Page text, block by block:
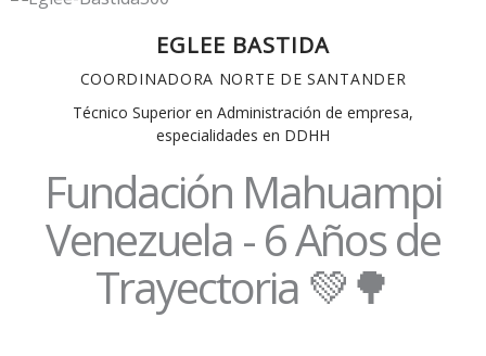
EGLEE BASTIDA
COORDINADORA NORTE DE SANTANDER
Técnico Superior en Administración de empresa,
especialidades en DDHH
Fundación Mahuampi
Venezuela - 6 Años de
Trayectoria 💚🌳